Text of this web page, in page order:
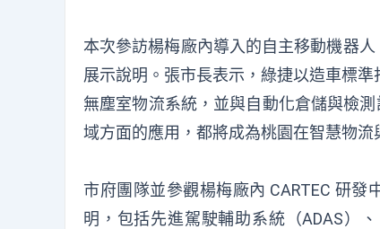
本次參訪楊梅廠內導入的自主移動機器
展示說明。張市長表示，綠捷以造車標
無塵室物流系統，並與自動化倉儲與檢
域方面的應用，都將成為桃園在智慧物
市府團隊並參觀楊梅廠內 CARTEC 研
明，包括先進駕駛輔助系統（ADAS）